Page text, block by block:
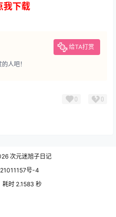
我下载
给TA打赏
人吧！
0 0
次元迷旭子日记
号-4
耗时 2.1583 秒